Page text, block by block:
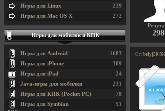
От: belyj50
239
Игры для Linux
272
Игры для Mac OS X
Игры для мобилок и КПК
1683
Игры для Android
309
Игры для iPhone
24
Игры для iPad
231
Java-игры для мобилки
78
Игры для КПК (Pocket PC)
51
Игры для Symbian